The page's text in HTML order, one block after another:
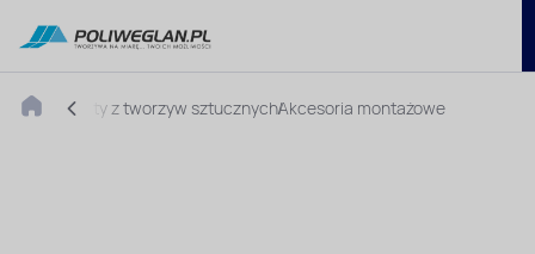
Płyty z tworzyw sztucznychAkcesoria montażowe